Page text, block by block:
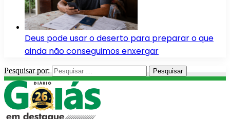
Deus pode usar o deserto para preparar o que
ainda não conseguimos enxergar
Pesquisar por: